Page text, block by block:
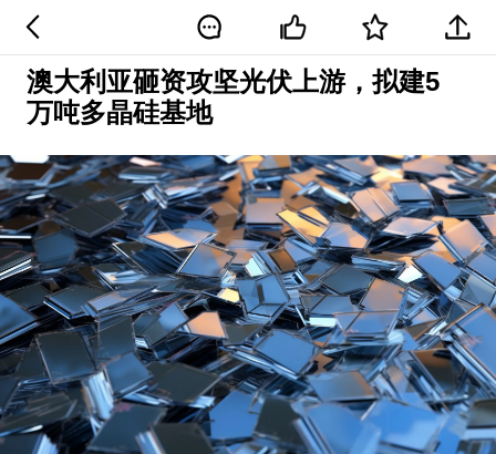
澳大利亚砸资攻坚光伏上游，拟建5
万吨多晶硅基地